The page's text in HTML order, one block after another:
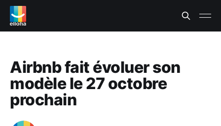
Airbnb fait évoluer son
modèle le 27 octobre
prochain